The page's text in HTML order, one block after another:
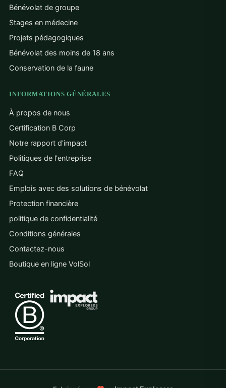
Bénévolat de groupe
Stages en médecine
Projets pédagogiques
Bénévolat des moins de 18 ans
Conservation de la faune
INFORMATIONS GÉNÉRALES
À propos de nous
Certification B Corp
Notre rapport d'impact
Politiques de l'entreprise
FAQ
Emplois avec des solutions de bénévolat
Protection financière
politique de confidentialité
Conditions générales
Contactez-nous
Boutique en ligne VolSol